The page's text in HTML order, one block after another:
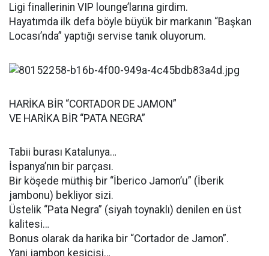
Ligi finallerinin VIP lounge’larına girdim.
Hayatımda ilk defa böyle büyük bir markanın “Başkan
Locası’nda” yaptığı servise tanık oluyorum.
HARİKA BİR “CORTADOR DE JAMON”
VE HARİKA BİR “PATA NEGRA”
Tabii burası Katalunya…
İspanya’nın bir parçası.
Bir köşede müthiş bir “İberico Jamon’u” (İberik
jambonu) bekliyor sizi.
Üstelik “Pata Negra” (siyah toynaklı) denilen en üst
kalitesi…
Bonus olarak da harika bir “Cortador de Jamon”.
Yani jambon kesicisi…